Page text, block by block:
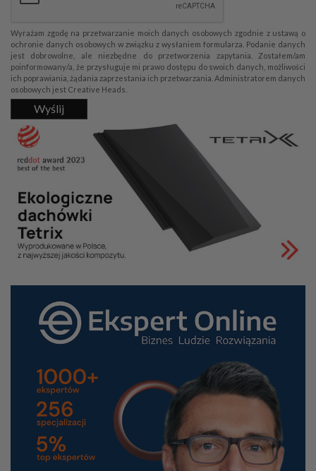
Wyrażam zgodę na przetwarzanie moich danych osobowych zgodnie z ustawą o
ochronie danych osobowych w związku z wysłaniem formularza. Podanie danych
jest dobrowolne, ale niezbędne do przetworzenia zapytania. Zostałem/am
poinformowany/a, że przysługuje mi prawo dostępu do swoich danych, możliwości
ich poprawiania, żądania zaprzestania ich przetwarzania. Administratorem danych
osobowych jest Creative Heads.
Wyślij